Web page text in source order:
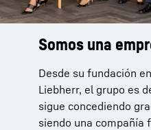
Somos una
Desde su fundación
Liebherr, el grupo es
sigue concediendo
siendo una compañía
Múltiples
Nuestros segmentos
movimiento de
gestión de
cimentaciones
Enfoque en la
Hemos estado
durante muchas
formaciones
duales, apoyamos a